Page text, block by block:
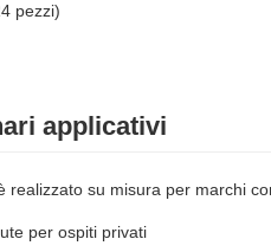
pezzi)
applicativi
su misura per marchi
per ospiti privati